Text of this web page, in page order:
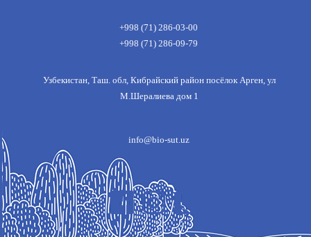
+998 (71) 286-03-00
+998 (71) 286-09-79
Узбекистан, Таш. обл, Кибрайский район посёлок Арген, ул
М.Шералиева дом 1
info@bio-sut.uz